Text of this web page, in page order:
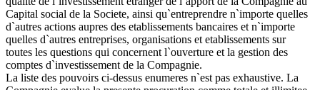
Capital social de la Societe, ainsi qu`entreprendre n`importe quelles
d`autres actions aupres des etablissements bancaires et n`importe
quelles d`autres entreprises, organisations et etablissements sur
toutes les questions qui concernent l`ouverture et la gestion des
comptes d`investissement de la Compagnie.
La liste des pouvoirs ci-dessus enumeres n`est pas exhaustive. La